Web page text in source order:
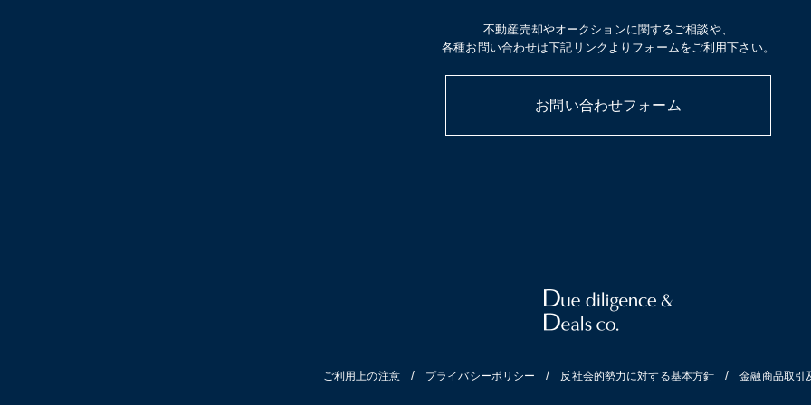
不動産売却やオークションに関するご相談や、
各種お問い合わせは下記リンクよりフォームをご利用下さい。
お問い合わせフォーム
ご利用上の注意 プライバシーポリシー 反社会的勢力に対する基本方針 金融商品取引